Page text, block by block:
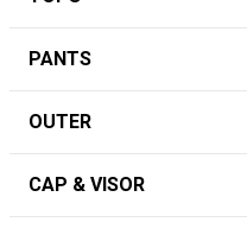
PANTS
OUTER
CAP & VISOR